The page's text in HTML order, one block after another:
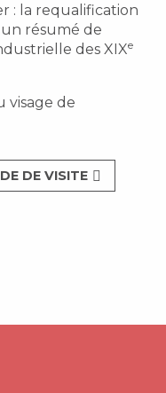
: la requalification
résumé de
des XIXe
visage de
DE VISITE